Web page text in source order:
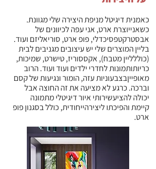
כאמניתדיגיטלמניפתהיצירה שלימגוונת.
כשאנייוצרתארט, אניעפהלכיוונים של
אבסטרקטפסיכדלי,פופ ארט, סוריאליזם ועוד.
בלייןהמוצרים שלי ישעיצוביםמגניביםלבית
(כולללייןמטבח), אקססוריז,טישרט, שמיכות,
כריותותמונותלחדרי ילדים ועוד ועוד.הרוב
מאופייןבצבעוניותעזה,הומורונגיעותשלקסם
וברכה. כרגעלאמציעה אתזההחוצה אבל
יכולהלהציעשירותי איורדיגיטלימתמונה
קיימתוהפיכתוליצירהייחודית, כוללבסגנוןפופ
ארט.